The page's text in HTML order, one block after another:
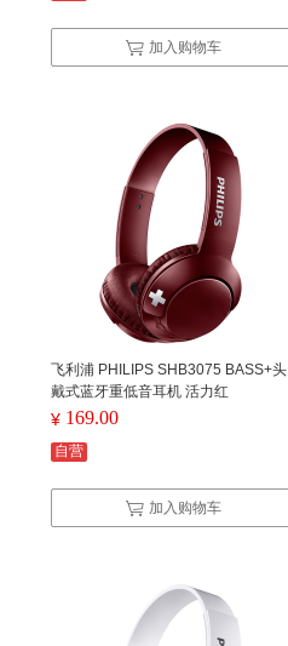
加入购物车
飞利浦 PHILIPS SHB3075 BASS+头
戴式蓝牙重低音耳机 活力红
¥ 169.00
自营
加入购物车